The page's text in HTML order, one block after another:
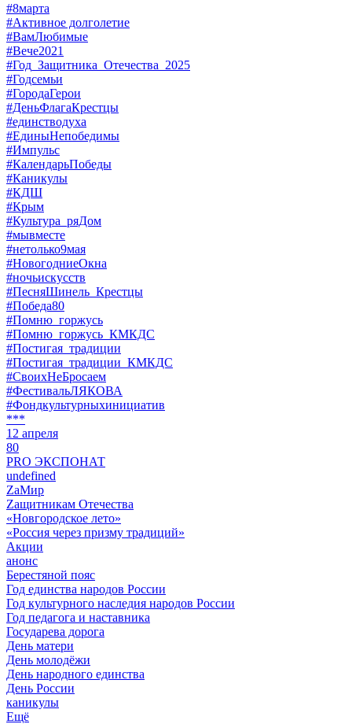
#8марта
#Активное долголетие
#ВамЛюбимые
#Вече2021
#Год_Защитника_Отечества_2025
#Годсемьи
#ГородаГерои
#ДеньФлагаКрестцы
#единстводуха
#ЕдиныНепобедимы
#Импульс
#КалендарьПобеды
#Каникулы
#КДШ
#Крым
#Культура_ряДом
#мывместе
#нетолько9мая
#НовогодниеОкна
#ночьискусств
#ПесняШинель_Крестцы
#Победа80
#Помню_горжусь
#Помню_горжусь_КМКДС
#Постигая_традиции
#Постигая_традиции_КМКДС
#СвоихНеБросаем
#ФестивальЛЯКОВА
#Фондкультурныхинициатив
***
12 апреля
80
PRO ЭКСПОНАТ
undefined
ZaМир
Zащитникам Отечества
«Новгородское лето»
«Россия через призму традиций»
Акции
анонс
Берестяной пояс
Год единства народов России
Год культурного наследия народов России
Год педагога и наставника
Государева дорога
День матери
День молодёжи
День народного единства
День России
каникулы
Ещё